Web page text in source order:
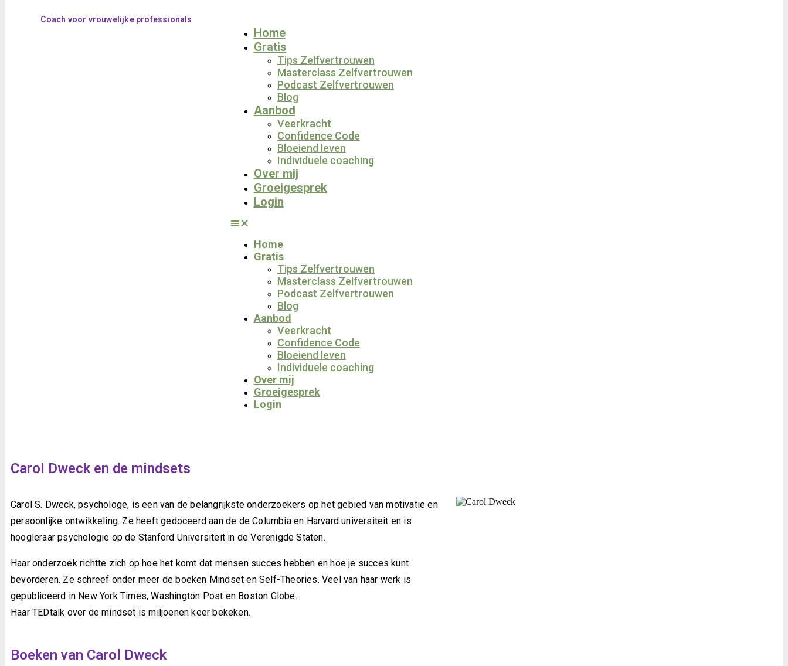
Coach voor vrouwelijke professionals
Home
Gratis
Tips Zelfvertrouwen
Masterclass Zelfvertrouwen
Podcast Zelfvertrouwen
Blog
Aanbod
Veerkracht
Confidence Code
Bloeiend leven
Individuele coaching
Over mij
Groeigesprek
Login
Home
Gratis
Tips Zelfvertrouwen
Masterclass Zelfvertrouwen
Podcast Zelfvertrouwen
Blog
Aanbod
Veerkracht
Confidence Code
Bloeiend leven
Individuele coaching
Over mij
Groeigesprek
Login
Carol Dweck en de mindsets
Carol S. Dweck, psychologe, is een van de belangrijkste onderzoekers op het gebied van motivatie en
persoonlijke ontwikkeling. Ze heeft gedoceerd aan de de Columbia en Harvard universiteit en is
hoogleraar psychologie op de Stanford Universiteit in de Verenigde Staten.
Haar onderzoek richtte zich op hoe het komt dat mensen succes hebben en hoe je succes kunt
bevorderen. Ze schreef onder meer de boeken Mindset en Self-Theories. Veel van haar werk is
gepubliceerd in New York Times, Washington Post en Boston Globe.
Haar TEDtalk over de mindset is miljoenen keer bekeken.
Boeken van Carol Dweck